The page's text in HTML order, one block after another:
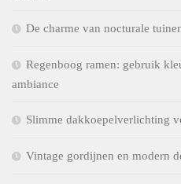
De charme van nocturale
Regenboog ramen: gebruik
ambiance
Slimme dakkoepelverlichting
Vintage gordijnen en modern